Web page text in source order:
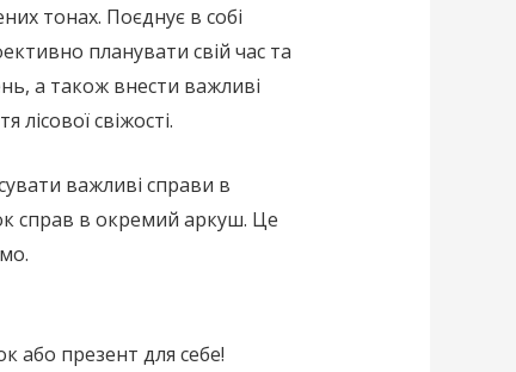
тонах. Поєднує в собі
планувати свій час та
а також внести важливі
свіжості.
важливі справи в
справ в окремий аркуш. Це
або презент для себе!